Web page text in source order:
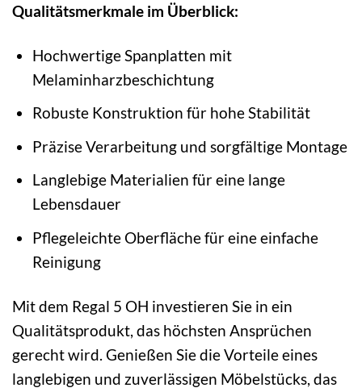
Qualitätsmerkmale im Überblick:
Hochwertige Spanplatten mit
Melaminharzbeschichtung
Robuste Konstruktion für hohe Stabilität
Präzise Verarbeitung und sorgfältige Montage
Langlebige Materialien für eine lange
Lebensdauer
Pflegeleichte Oberfläche für eine einfache
Reinigung
Mit dem Regal 5 OH investieren Sie in ein
Qualitätsprodukt, das höchsten Ansprüchen
gerecht wird. Genießen Sie die Vorteile eines
langlebigen und zuverlässigen Möbelstücks, das